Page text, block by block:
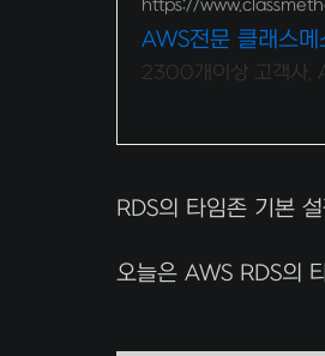
https://
AWS전문 클래스메
2300개이상 고객사,
RDS의 타임존 기본
오늘은 AWS RDS의